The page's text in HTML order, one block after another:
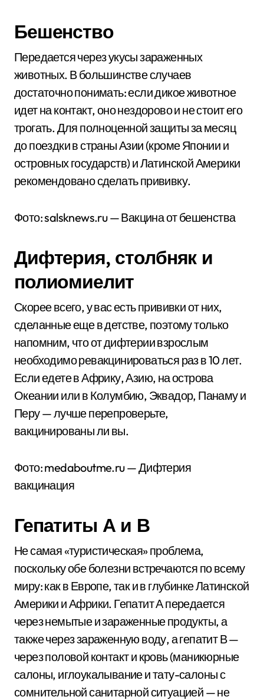
Бешенство
Передается через укусы зараженных
животных. В большинстве случаев
достаточно понимать: если дикое животное
идет на контакт, оно нездорово и не стоит его
трогать. Для полноценной защиты за месяц
до поездки в страны Азии (кроме Японии и
островных государств) и Латинской Америки
рекомендовано сделать прививку.
Фото: salsknews.ru — Вакцина от бешенства
Дифтерия, столбняк и
полиомиелит
Скорее всего, у вас есть прививки от них,
сделанные еще в детстве, поэтому только
напомним, что от дифтерии взрослым
необходимо ревакцинироваться раз в 10 лет.
Если едете в Африку, Азию, на острова
Океании или в Колумбию, Эквадор, Панаму и
Перу — лучше перепроверьте,
вакцинированы ли вы.
Фото: medaboutme.ru — Дифтерия
вакцинация
Гепатиты А и В
Не самая «туристическая» проблема,
поскольку обе болезни встречаются по всему
миру: как в Европе, так и в глубинке Латинской
Америки и Африки. Гепатит А передается
через немытые и зараженные продукты, а
также через зараженную воду, а гепатит В —
через половой контакт и кровь (маникюрные
салоны, иглоукалывание и тату-салоны с
сомнительной санитарной ситуацией — не